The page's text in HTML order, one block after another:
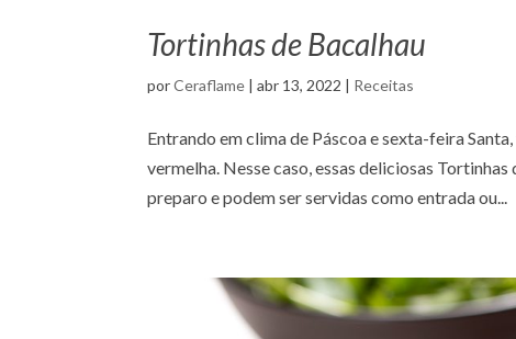
Tortinhas de Bacalhau
porCeraflame |abr 13, 2022 | Receitas
Entrando em clima de Páscoa e sexta-feira
vermelha. Nesse caso, essas deliciosas
preparo e podem ser servidas como entrada ou...